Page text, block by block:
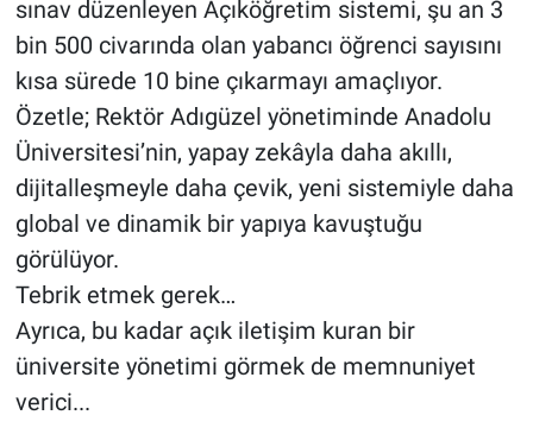
sınav düzenleyen Açıköğretim sistemi, şu an 3
bin 500 civarında olan yabancı öğrenci sayısını
kısa sürede 10 bine çıkarmayı amaçlıyor.
Özetle; Rektör Adıgüzel yönetiminde Anadolu
Üniversitesi’nin, yapay zekâyla daha akıllı,
dijitalleşmeyle daha çevik, yeni sistemiyle daha
global ve dinamik bir yapıya kavuştuğu
görülüyor.
Tebrik etmek gerek…
Ayrıca, bu kadar açık iletişim kuran bir
üniversite yönetimi görmek de memnuniyet
verici...